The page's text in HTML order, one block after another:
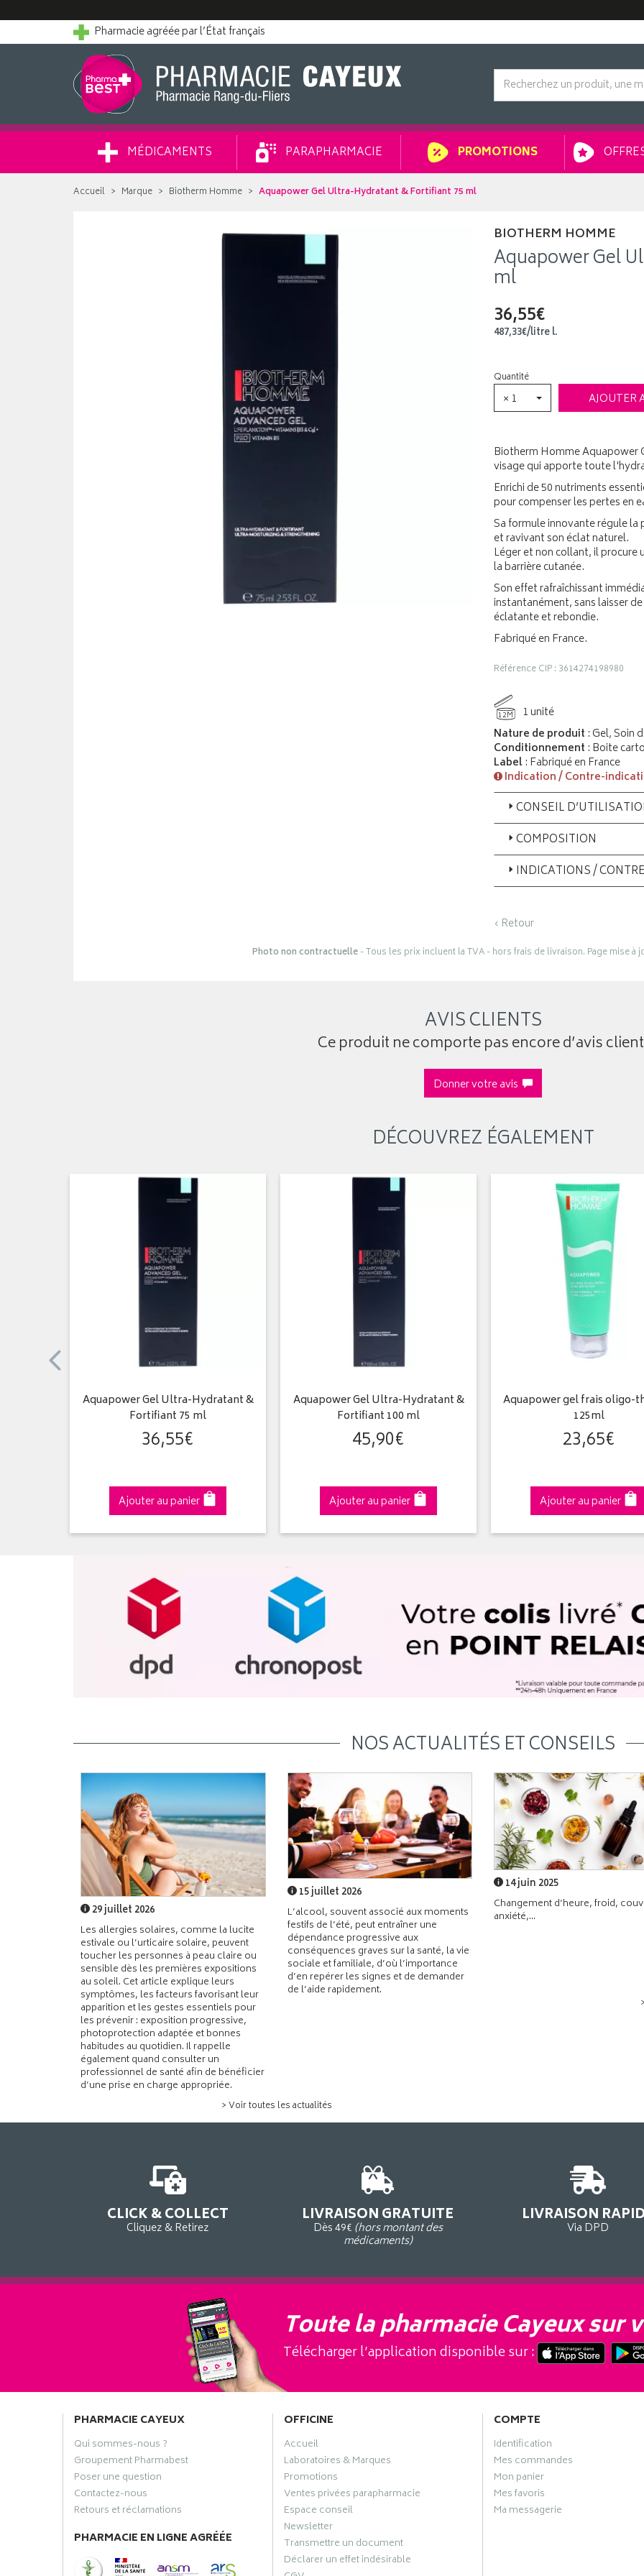
Pharmacie agréée par l’État français
MÉDICAMENTS PARAPHARMACIE PROMOTIONS
Accueil Marque Biotherm Homme Aquapower Gel Ultra-Hydratant & Fortifiant 75 ml
BIOTHERM HOMME
Aquapower Gel
ml
36,55€
487,33€/litrel.
Quantité
× 1 AJOUTER
Biotherm Homme Aquapower
visage qui apporte toute
Enrichi de 50 nutriments
pour compenser les pertes en
Sa formule innovante régule
et ravivant son éclat naturel.
Léger et non collant, il
la barrière cutanée.
Son effet rafraîchissant
instantanément, sans laisser
éclatante et rebondie.
Fabriqué en France.
Référence CIP : 3614274198980
12M
1 unité
Nature de produit : Gel, Soin
Conditionnement : Boite
Label: Fabriqué en France
Indication / Contre-
CONSEIL
COMPOSITION
INDICATIONS /
‹ Retour
Photo non contractuelle- Tous les prix incluent la TVA - hors frais de livraison. Page mise à
AVIS CLIENTS
Ce produit ne comporte pas encore d’avis
Donner votre avis
DÉCOUVREZ ÉGALEMENT
Aquapower Gel Ultra-Hydratant &
Fortifiant 75 ml
36,55€
Ajouter au panier
Aquapower Gel Ultra-Hydratant &
Fortifiant 100 ml
45,90€
Ajouter au panier
Aquapower gel frais oligo-
125ml
23,65€
Ajouter au panier
NOS ACTUALITÉS ET CONSEILS
29 juillet 2026
Les allergies solaires, comme la lucite
estivale ou l’urticaire solaire, peuvent
toucher les personnes à peau claire ou
sensible dès les premières expositions
au soleil. Cet article explique leurs
symptômes, les facteurs favorisant leur
apparition et les gestes essentiels pour
les prévenir : exposition progressive,
photoprotection adaptée et bonnes
habitudes au quotidien. Il rappelle
également quand consulter un
professionnel de santé afin de bénéficier
d’une prise en charge appropriée.
15 juillet 2026
L’alcool, souvent associé aux moments
festifs de l’été, peut entraîner une
dépendance progressive aux
conséquences graves sur la santé, la vie
sociale et familiale, d’où l’importance
d’en repérer les signes et de demander
de l’aide rapidement.
> Voir toutes les actualités
14 juin 2025
Changement d’heure, froid,
anxiété,...
CLICK & COLLECT
Cliquez & Retirez
LIVRAISON GRATUITE
Dès 49€ (hors montant des
médicaments)
LIVRAISON
Via DPD
Toute la pharmacie Cayeux sur
Télécharger l’application disponible sur :
PHARMACIE CAYEUX
Qui sommes-nous ?
Groupement Pharmabest
Poser une question
Contactez-nous
Retours et réclamations
PHARMACIE EN LIGNE AGRÉÉE
OFFICINE
Accueil
Laboratoires & Marques
Promotions
Ventes privées parapharmacie
Espace conseil
Newsletter
Transmettre un document
Déclarer un effet indésirable
COMPTE
Identification
Mes commandes
Mon panier
Mes favoris
Ma messagerie